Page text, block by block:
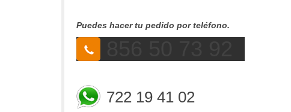
Puedes hacer tu pedido por teléfono.
722 19 41 02